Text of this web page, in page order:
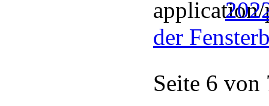
der
Seite 6 von